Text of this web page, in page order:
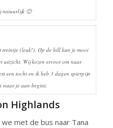
natuurlijk 🙂
treintje (leuk!). Op de hill kun je mooi
uitzicht. Wij kozen ervoor om naar
een tocht en ik heb 3 dagen spierpijn
waar je aan begint.
Highlands
met de bus naar Tana